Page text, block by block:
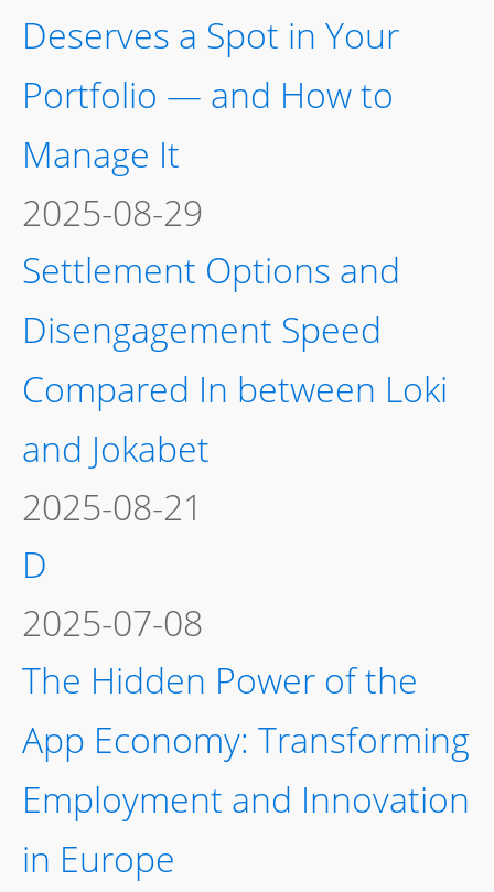
Deserves a Spot in Your
Portfolio — and How to
Manage It
2025-08-29
Settlement Options and
Disengagement Speed
Compared In between Loki
and Jokabet
2025-08-21
D
2025-07-08
The Hidden Power of the
App Economy: Transforming
Employment and Innovation
in Europe